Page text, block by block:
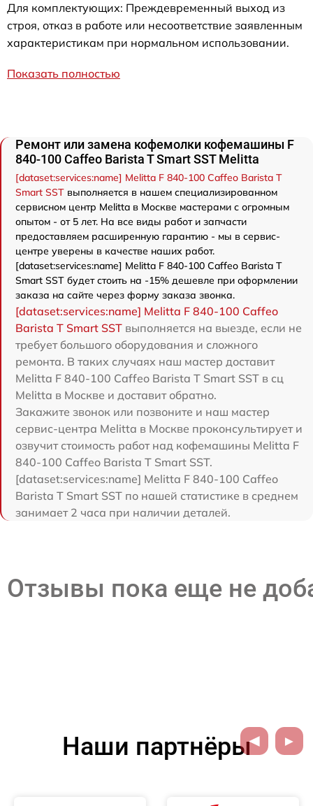
Для комплектующих: Преждевременный выход из
строя, отказ в работе или несоответствие заявленным
характеристикам при нормальном использовании.
Показать полностью
Ремонт или замена кофемолки кофемашины F
840-100 Caffeo Barista T Smart SST Melitta
[dataset:services:name] Melitta F 840-100 Caffeo Barista T
Smart SST выполняется в нашем специализированном
сервисном центр Melitta в Москве мастерами с огромным
опытом - от 5 лет. На все виды работ и запчасти
предоставляем расширенную гарантию - мы в сервис-
центре уверены в качестве наших работ.
[dataset:services:name] Melitta F 840-100 Caffeo Barista T
Smart SST будет стоить на -15% дешевле при оформлении
заказа на сайте через форму заказа звонка.
[dataset:services:name] Melitta F 840-100 Caffeo
Barista T Smart SST выполняется на выезде, если не
требует большого оборудования и сложного
ремонта. В таких случаях наш мастер доставит
Melitta F 840-100 Caffeo Barista T Smart SST в сц
Melitta в Москве и доставит обратно.
Закажите звонок или позвоните и наш мастер
сервис-центра Melitta в Москве проконсультирует и
озвучит стоимость работ над кофемашины Melitta F
840-100 Caffeo Barista T Smart SST.
[dataset:services:name] Melitta F 840-100 Caffeo
Barista T Smart SST по нашей статистике в среднем
занимает 2 часа при наличии деталей.
Отзывы пока еще не
Наши партнёры